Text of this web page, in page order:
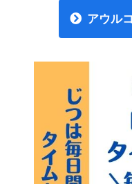
アウル